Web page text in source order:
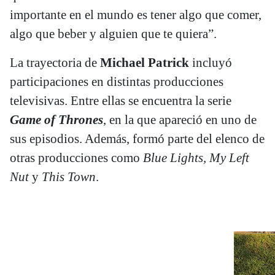
importante en el mundo es tener algo que comer,
algo que beber y alguien que te quiera”.
La trayectoria de Michael Patrick incluyó
participaciones en distintas producciones
televisivas. Entre ellas se encuentra la serie
Game of Thrones, en la que apareció en uno de
sus episodios. Además, formó parte del elenco de
otras producciones como Blue Lights, My Left
Nuty This Town.